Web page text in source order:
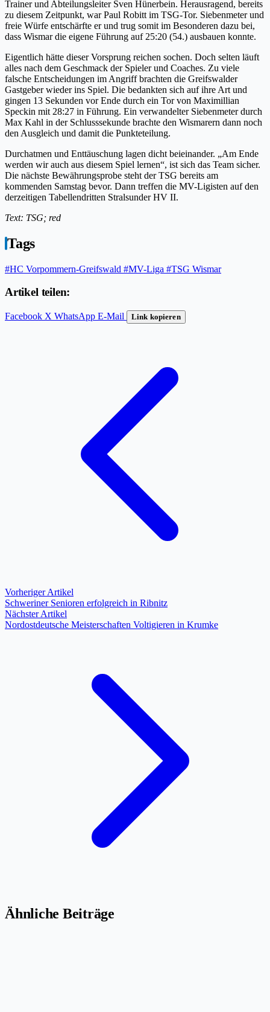
Trainer und Abteilungsleiter Sven Hünerbein. Herausragend, bereits
zu diesem Zeitpunkt, war Paul Robitt im TSG-Tor. Siebenmeter und
freie Würfe entschärfte er und trug somit im Besonderen dazu bei,
dass Wismar die eigene Führung auf 25:20 (54.) ausbauen konnte.
Eigentlich hätte dieser Vorsprung reichen sochen. Doch selten läuft
alles nach dem Geschmack der Spieler und Coaches. Zu viele
falsche Entscheidungen im Angriff brachten die Greifswalder
Gastgeber wieder ins Spiel. Die bedankten sich auf ihre Art und
gingen 13 Sekunden vor Ende durch ein Tor von Maximillian
Speckin mit 28:27 in Führung. Ein verwandelter Siebenmeter durch
Max Kahl in der Schlusssekunde brachte den Wismarern dann noch
den Ausgleich und damit die Punkteteilung.
Durchatmen und Enttäuschung lagen dicht beieinander. „Am Ende
werden wir auch aus diesem Spiel lernen“, ist sich das Team sicher.
Die nächste Bewährungsprobe steht der TSG bereits am
kommenden Samstag bevor. Dann treffen die MV-Ligisten auf den
derzeitigen Tabellendritten Stralsunder HV II.
Text: TSG; red
Tags
#HC Vorpommern-Greifswald #MV-Liga #TSG Wismar
Artikel teilen:
Facebook X WhatsApp E-Mail Link kopieren
Vorheriger Artikel
Schweriner Senioren erfolgreich in Ribnitz
Nächster Artikel
Nordostdeutsche Meisterschaften Voltigieren in Krumke
Ähnliche Beiträge